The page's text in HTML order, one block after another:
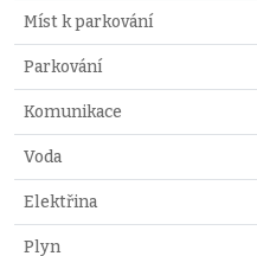
Míst k parkování
Parkování
Komunikace
Voda
Elektřina
Plyn